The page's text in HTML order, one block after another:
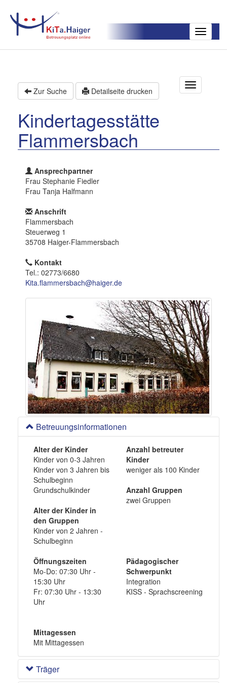
Toggle
Zur Suche Detailseite drucken
Kindertagesstätte
Flammersbach
Ansprechpartner
Frau Stephanie Fiedler
Frau Tanja Halfmann
Anschrift
Flammersbach
Steuerweg 1
35708 Haiger-Flammersbach
Kontakt
Tel.: 02773/6680
Kita.flammersbach@haiger.de
Betreuungsinformationen
Alter der Kinder
Kinder von 0-3 Jahren
Kinder von 3 Jahren bis
Schulbeginn
Grundschulkinder
Alter der Kinder in
den Gruppen
Kinder von 2 Jahren -
Schulbeginn
Anzahl betreuter
Kinder
weniger als 100 Kinder
Anzahl Gruppen
zwei Gruppen
Öffnungszeiten
Mo-Do: 07:30 Uhr -
15:30 Uhr
Fr: 07:30 Uhr - 13:30
Uhr
Mittagessen
Mit Mittagessen
Pädagogischer
Schwerpunkt
Integration
KISS - Sprachscreening
Träger
T
o
n